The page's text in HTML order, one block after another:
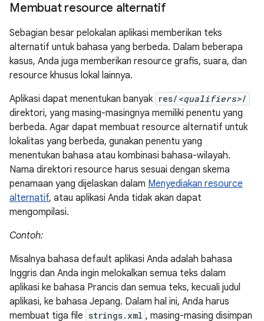
Membuat resource alternatif
Sebagian besar pelokalan aplikasi memberikan teks
alternatif untuk bahasa yang berbeda. Dalam beberapa
kasus, Anda juga memberikan resource grafis, suara, dan
resource khusus lokal lainnya.
Aplikasi dapat menentukan banyak res/ <qualifiers>/
direktori, yang masing-masingnya memiliki penentu yang
berbeda. Agar dapat membuat resource alternatif untuk
lokalitas yang berbeda, gunakan penentu yang
menentukan bahasa atau kombinasi bahasa-wilayah.
Nama direktori resource harus sesuai dengan skema
penamaan yang dijelaskan dalam Menyediakan resource
alternatif, atau aplikasi Anda tidak akan dapat
mengompilasi.
Contoh:
Misalnya bahasa default aplikasi Anda adalah bahasa
Inggris dan Anda ingin melokalkan semua teks dalam
aplikasi ke bahasa Prancis dan semua teks, kecuali judul
aplikasi, ke bahasa Jepang. Dalam hal ini, Anda harus
membuat tiga file strings.xml , masing-masing disimpan